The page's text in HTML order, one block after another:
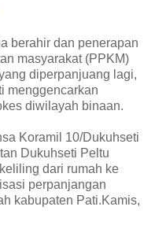
berahir dan penerapan
masyarakat (PPKM)
diperpanjuang lagi,
menggencarkan
diwilayah binaan.
Koramil 10/Dukuhseti
Dukuhseti Peltu
dari rumah ke
perpanjangan
kabupaten Pati.Kamis,